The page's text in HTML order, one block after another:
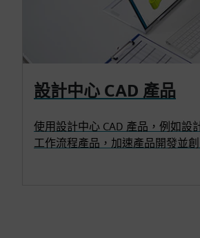
設計中心 CAD 產品
使用設計中心 CAD 產品，例如設
工作流程產品，加速產品開發並